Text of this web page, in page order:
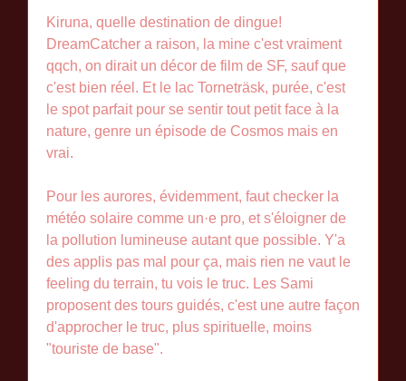
Kiruna, quelle destination de dingue!
DreamCatcher a raison, la mine c'est vraiment
qqch, on dirait un décor de film de SF, sauf que
c'est bien réel. Et le lac Torneträsk, purée, c'est
le spot parfait pour se sentir tout petit face à la
nature, genre un épisode de Cosmos mais en
vrai.
Pour les aurores, évidemment, faut checker la
météo solaire comme un·e pro, et s'éloigner de
la pollution lumineuse autant que possible. Y'a
des applis pas mal pour ça, mais rien ne vaut le
feeling du terrain, tu vois le truc. Les Sami
proposent des tours guidés, c'est une autre façon
d'approcher le truc, plus spirituelle, moins
"touriste de base".